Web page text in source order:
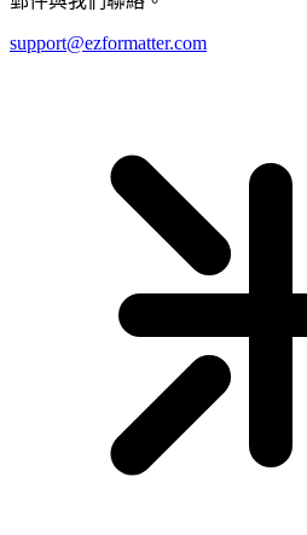
support@ezformatter.com